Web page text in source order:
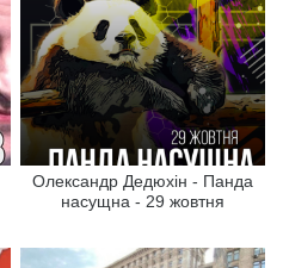
Олександр Дедюхін - Панда
насущна - 29 жовтня